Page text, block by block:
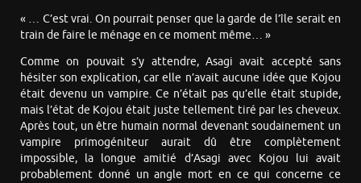
« … C’est vrai. On pourrait penser que la garde de l’île serait en
train de faire le ménage en ce moment même… »
Comme on pouvait s’y attendre, Asagi avait accepté sans
hésiter son explication, car elle n’avait aucune idée que Kojou
était devenu un vampire. Ce n’était pas qu’elle était stupide,
mais l’état de Kojou était juste tellement tiré par les cheveux.
Après tout, un être humain normal devenant soudainement un
vampire primogéniteur aurait dû être complètement
impossible, la longue amitié d’Asagi avec Kojou lui avait
probablement donné un angle mort en ce qui concerne ce